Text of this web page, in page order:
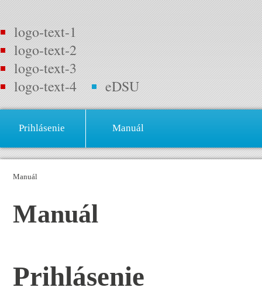
logo-text-1
logo-text-2
logo-text-3
logo-text-4
eDSU
Prihlásenie Manuál
Manuál
Manuál
Prihlásenie